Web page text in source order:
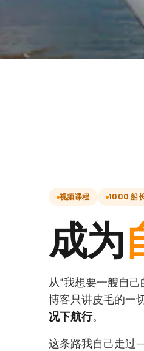
视频课程 1000 船
成为
从“我想要一艘自己
博客只讲皮毛的一
况下航行。
这条路我自己走过